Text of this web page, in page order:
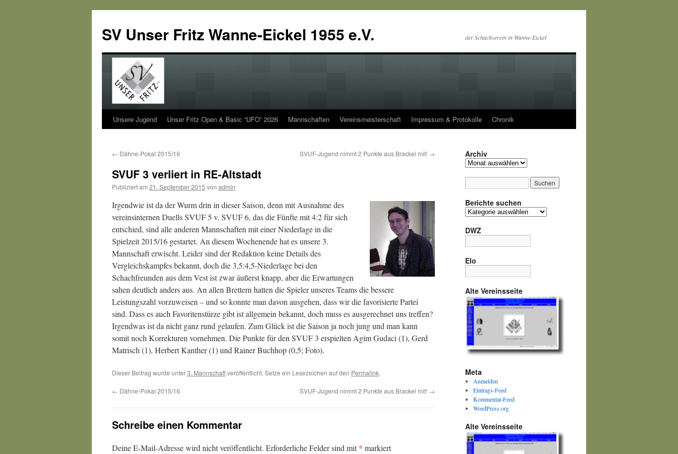
SV Unser Fritz Wanne-Eickel 1955 e.V. der Schachverein in Wanne-Eickel
Zum
springen
Unsere Jugend Unser Fritz Open & Basic “UFO” 2026 Mannschaften Vereinsmeisterschaft Impressum & Protokolle Chronik
← Dähne-Pokal 2015/16 SVUF-Jugend nimmt 2 Punkte aus Brackel mit! →
SVUF 3 verliert in RE-Altstadt
Publiziert am 21. September 2015 von admin
Irgendwie ist da der Wurm drin in dieser Saison, denn mit Ausnahme des
vereinsinternen Duells SVUF 5 v. SVUF 6, das die Fünfte mit 4:2 für sich
entschied, sind alle anderen Mannschaften mit einer Niederlage in die
Spielzeit 2015/16 gestartet. An diesem Wochenende hat es unsere 3.
Mannschaft erwischt. Leider sind der Redaktion keine Details des
Vergleichskampfes bekannt, doch die 3,5:4,5-Niederlage bei den
Schachfreunden aus dem Vest ist zwar äußerst knapp, aber die Erwartungen
sahen deutlich anders aus. An allen Brettern hatten die Spieler unseres Teams die bessere
Leistungszahl vorzuweisen – und so konnte man davon ausgehen, dass wir die favorisierte Partei
sind. Dass es auch Favoritenstürze gibt ist allgemein bekannt, doch muss es ausgerechnet uns treffen?
Irgendwas ist da nicht ganz rund gelaufen. Zum Glück ist die Saison ja noch jung und man kann
somit noch Korrekturen vornehmen. Die Punkte für den SVUF 3 erspielten Agim Gudaci (1), Gerd
Matrisch (1), Herbert Kanther (1) und Rainer Buchhop (0,5; Foto).
Dieser Beitrag wurde unter3. Mannschaftveröffentlicht. Setze ein Lesezeichen auf den Permalink.
← Dähne-Pokal 2015/16 SVUF-Jugend nimmt 2 Punkte aus Brackel mit! →
Schreibe einen Kommentar
Deine E-Mail-Adresse wird nicht veröffentlicht. Erforderliche Felder sind mit* markiert
Archiv
Archiv
Berichte suchen
Berichte
DWZ
Elo
Alte Vereinsseite
Meta
Anmelden
Eintrags-Feed
Kommentar-Feed
WordPress.org
Alte Vereinsseite